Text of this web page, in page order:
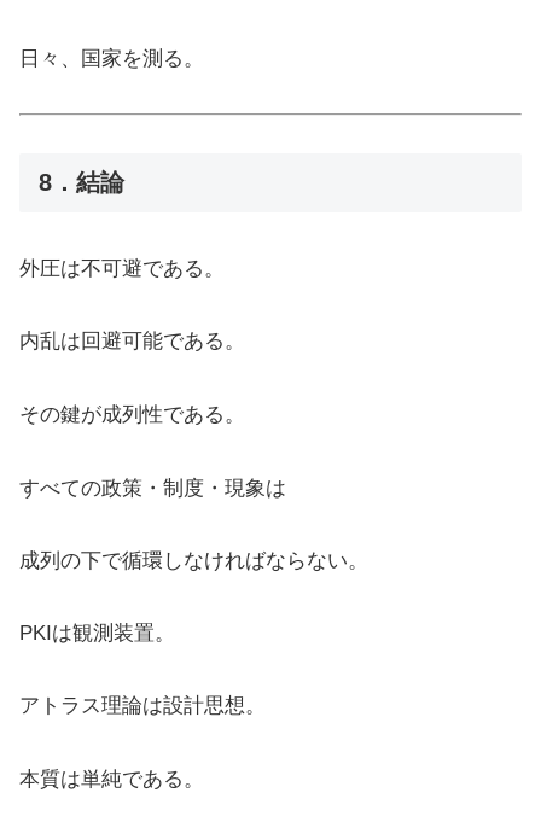
日々、国家を測る。
8．結論
外圧は不可避である。
内乱は回避可能である。
その鍵が成列性である。
すべての政策・制度・現象は
成列の下で循環しなければならない。
PKIは観測装置。
アトラス理論は設計思想。
本質は単純である。